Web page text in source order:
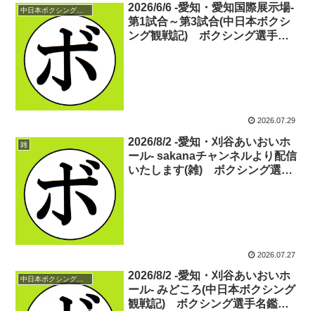
中日本ボクシング観戦記
2026/6/6 -愛知・愛知国際展示場-
第1試合～第3試合(中日本ボクシ
ング観戦記) ボクシング選手名
2026.07.29
雑
2026/8/2 -愛知・刈谷あいおいホ
ール- sakanaチャンネルより配信
いたします(雑) ボクシング選手
2026.07.27
中日本ボクシング観戦記
2026/8/2 -愛知・刈谷あいおいホ
ール- みどころ(中日本ボクシング
観戦記) ボクシング選手名鑑ピ